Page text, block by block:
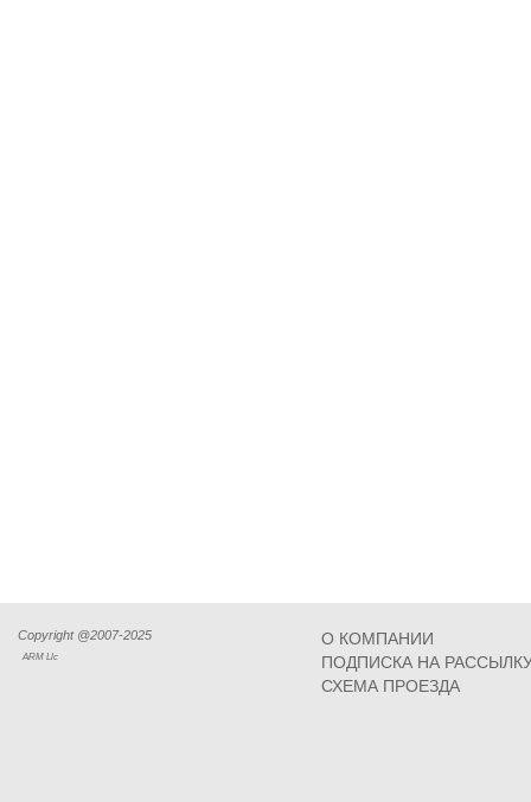
Copyright @2007-2025
ARM Llc
О КОМПАНИИ
ПОДПИСКА НА
СХЕМА ПРОЕЗДА